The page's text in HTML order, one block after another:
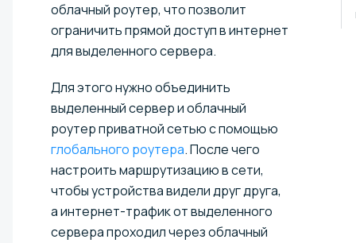
облачный роутер, что позволит
ограничить прямой доступ в интернет
для выделенного сервера.
Для этого нужно объединить
выделенный сервер и облачный
роутер приватной сетью с помощью
глобального роутера. После чего
настроить маршрутизацию в сети,
чтобы устройства видели друг друга,
а интернет-трафик от выделенного
сервера проходил через облачный